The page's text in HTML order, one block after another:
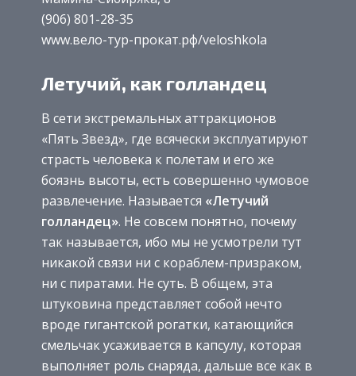
(906) 801-28-35
www.вело-тур-прокат.рф/veloshkola
Летучий, как голландец
В сети экстремальных аттракционов
«Пять Звезд», где всячески эксплуатируют
страсть человека к полетам и его же
боязнь высоты, есть совершенно чумовое
развлечение. Называется «Летучий
голландец». Не совсем понятно, почему
так называется, ибо мы не усмотрели тут
никакой связи ни с кораблем-призраком,
ни с пиратами. Не суть. В общем, эта
штуковина представляет собой нечто
вроде гигантской рогатки, катающийся
смельчак усаживается в капсулу, которая
выполняет роль снаряда, дальше все как в